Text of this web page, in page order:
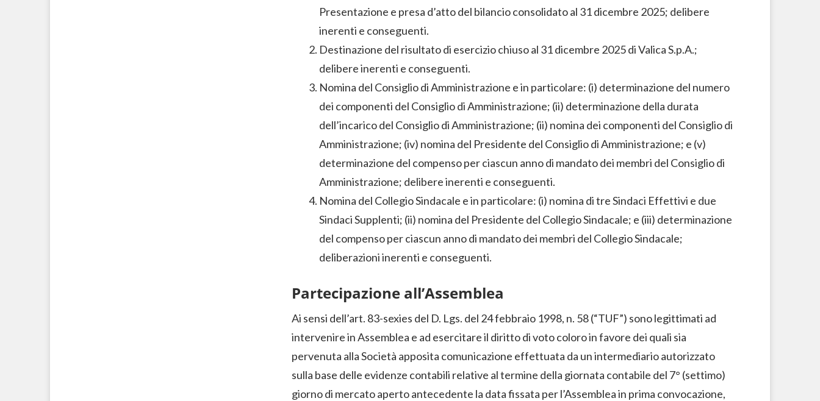
Presentazione e presa d’atto del bilancio consolidato al 31 dicembre 2025; delibere
inerenti e conseguenti.
Destinazione del risultato di esercizio chiuso al 31 dicembre 2025 di Valica S.p.A.;
delibere inerenti e conseguenti.
Nomina del Consiglio di Amministrazione e in particolare: (i) determinazione del numero
dei componenti del Consiglio di Amministrazione; (ii) determinazione della durata
dell’incarico del Consiglio di Amministrazione; (ii) nomina dei componenti del Consiglio di
Amministrazione; (iv) nomina del Presidente del Consiglio di Amministrazione; e (v)
determinazione del compenso per ciascun anno di mandato dei membri del Consiglio di
Amministrazione; delibere inerenti e conseguenti.
Nomina del Collegio Sindacale e in particolare: (i) nomina di tre Sindaci Effettivi e due
Sindaci Supplenti; (ii) nomina del Presidente del Collegio Sindacale; e (iii) determinazione
del compenso per ciascun anno di mandato dei membri del Collegio Sindacale;
deliberazioni inerenti e conseguenti.
Partecipazione all’Assemblea
Ai sensi dell’art. 83-sexies del D. Lgs. del 24 febbraio 1998, n. 58 (“TUF”) sono legittimati ad
intervenire in Assemblea e ad esercitare il diritto di voto coloro in favore dei quali sia
pervenuta alla Società apposita comunicazione effettuata da un intermediario autorizzato
sulla base delle evidenze contabili relative al termine della giornata contabile del 7° (settimo)
giorno di mercato aperto antecedente la data fissata per l’Assemblea in prima convocazione,